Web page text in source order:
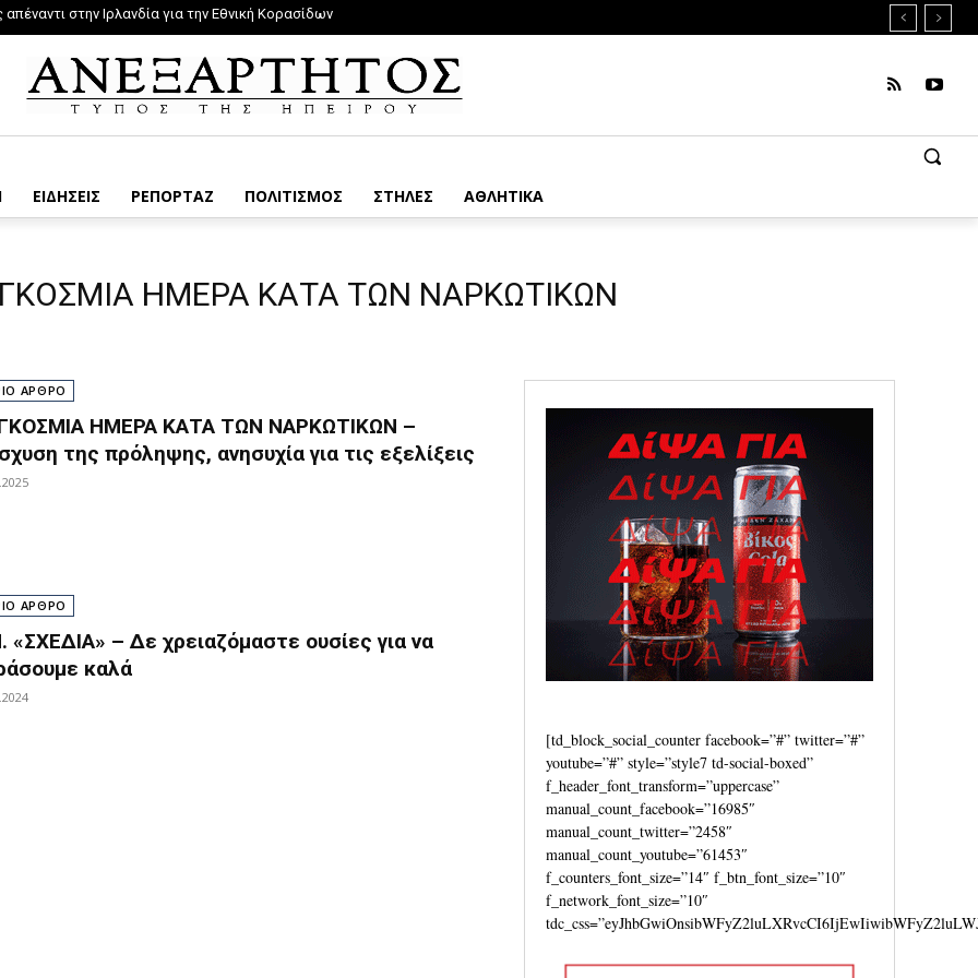
στην Ιρλανδία για την Εθνική Κορασίδων
ΕΙΔΗΣΕΙΣ ΡΕΠΟΡΤΑΖ ΠΟΛΙΤΙΣΜΟΣ ΣΤΗΛΕΣ ΑΘΛΗΤΙΚΑ
ΗΜΕΡΑ ΚΑΤΑ ΤΩΝ ΝΑΡΚΩΤΙΚΩΝ
ΑΡΘΡΟ
ΗΜΕΡΑ ΚΑΤΑ ΤΩΝ ΝΑΡΚΩΤΙΚΩΝ –
της πρόληψης, ανησυχία για τις εξελίξεις
ΑΡΘΡΟ
«ΣΧΕΔΙΑ» – Δε χρειαζόμαστε ουσίες για να
καλά
[td_block_social_counter facebook=”#” twitter=”#”
youtube=”#” style=”style7 td-social-boxed”
f_header_font_transform=”uppercase”
manual_count_facebook=”16985″
manual_count_twitter=”2458″
manual_count_youtube=”61453″
f_counters_font_size=”14″ f_btn_font_size=”10″
f_network_font_size=”10″